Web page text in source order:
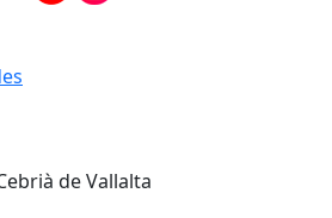
de Vallalta